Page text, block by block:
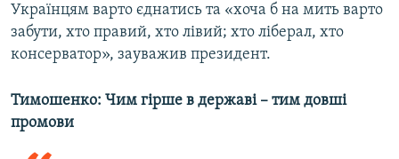
Українцям варто єднатись та «хоча б на мить варто
забути, хто правий, хто лівий; хто ліберал, хто
консерватор», зауважив президент.
Тимошенко: Чим гірше в державі – тим довші
промови